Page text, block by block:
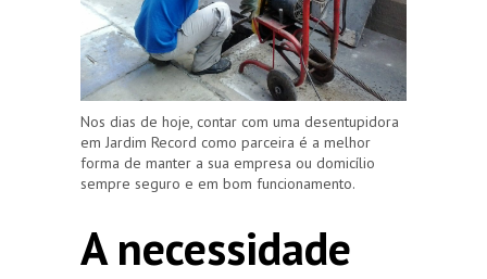
Nos dias de hoje, contar com uma desentupidora
em Jardim Record como parceira é a melhor
forma de manter a sua empresa ou domicílio
sempre seguro e em bom funcionamento.
A necessidade